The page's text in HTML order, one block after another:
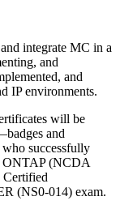
integrate MC in a
and
and
IP environments.
will be
and
successfully
ONTAP (NCDA
Certified
(NS0-014) exam.